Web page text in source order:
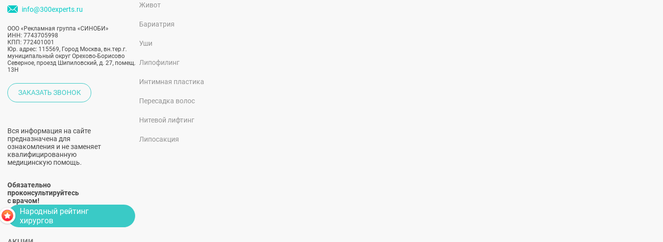
info@300experts.ru
ООО «Рекламная группа «СИНОБИ»
ИНН: 7743705998
КПП: 772401001
Юр. адрес: 115569, Город Москва, вн.тер.г.
муниципальный округ Орехово-Борисово
Северное, проезд Шипиловский, д. 27, помещ.
13Н
ЗАКАЗАТЬ ЗВОНОК
Вся информация на сайте
предназначена для
ознакомления и не заменяет
квалифицированную
медицинскую помощь.
Обязательно
проконсультируйтесь
с врачом!
Живот
Бариатрия
Уши
Липофилинг
Интимная пластика
Пересадка волос
Нитевой лифтинг
Липосакция
Народный рейтинг
хирургов